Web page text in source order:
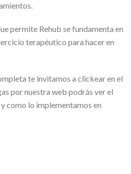
permite Rehub se fundamenta en
terapéutico para hacer en
te invitamos a clickear en el
por nuestra web podrás ver el
como lo implementamos en